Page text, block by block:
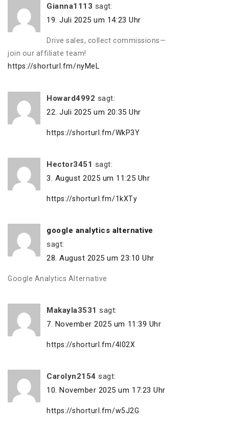
Gianna1113 sagt:
19. Juli 2025 um 14:23 Uhr
Drive sales, collect commissions—
join our affiliate team!
https://shorturl.fm/nyMeL
Howard4992 sagt:
22. Juli 2025 um 20:35 Uhr
https://shorturl.fm/WkP3Y
Hector3451 sagt:
3. August 2025 um 11:25 Uhr
https://shorturl.fm/1kXTy
google analytics alternative
sagt:
28. August 2025 um 23:10 Uhr
Google Analytics Alternative
Makayla3531 sagt:
7. November 2025 um 11:39 Uhr
https://shorturl.fm/4l02X
Carolyn2154 sagt:
10. November 2025 um 17:23 Uhr
https://shorturl.fm/w5J2G